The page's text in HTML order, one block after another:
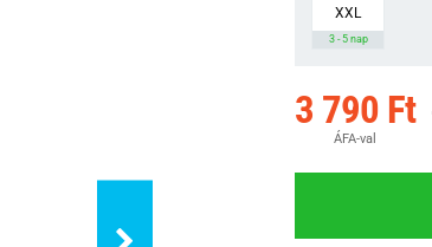
XXL
3 - 5 nap
3 790 Ft
ÁFA-val